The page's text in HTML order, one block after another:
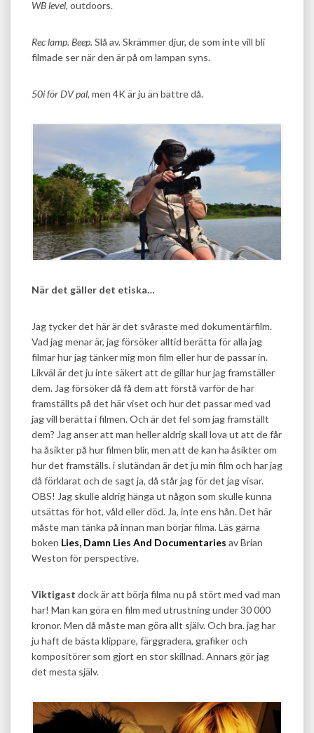
WB level, outdoors.
Rec lamp. Beep. Slå av. Skrämmer djur, de som inte vill bli
filmade ser när den är på om lampan syns.
50i för DV pal, men 4K är ju än bättre då.
När det gäller det etiska…
Jag tycker det här är det svåraste med dokumentärfilm.
Vad jag menar är, jag försöker alltid berätta för alla jag
filmar hur jag tänker mig mon film eller hur de passar in.
Likväl är det ju inte säkert att de gillar hur jag framställer
dem. Jag försöker då få dem att förstå varför de har
framställts på det här viset och hur det passar med vad
jag vill berätta i filmen. Och är det fel som jag framställt
dem? Jag anser att man heller aldrig skall lova ut att de får
ha åsikter på hur filmen blir, men att de kan ha åsikter om
hur det framställs. i slutändan är det ju min film och har jag
då förklarat och de sagt ja, då står jag för det jag visar.
OBS! Jag skulle aldrig hänga ut någon som skulle kunna
utsättas för hot, våld eller död. Ja, inte ens hån. Det här
måste man tänka på innan man börjar filma. Läs gärna
boken Lies, Damn Lies And Documentaries av Brian
Weston för perspective.
Viktigast dock är att börja filma nu på stört med vad man
har! Man kan göra en film med utrustning under 30 000
kronor. Men då måste man göra allt själv. Och bra. jag har
ju haft de bästa klippare, färggradera, grafiker och
kompositörer som gjort en stor skillnad. Annars gör jag
det mesta själv.